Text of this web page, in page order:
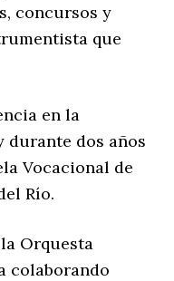
concursos y
que
en la
durante dos años
Vocacional de
Río.
Orquesta
colaborando